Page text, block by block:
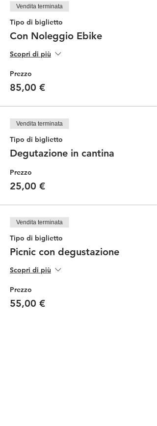
Vendita terminata
Tipo di biglietto
Con Noleggio Ebike
Scopri di più
Prezzo
85,00 €
Vendita terminata
Tipo di biglietto
Degutazione in cantina
Prezzo
25,00 €
Vendita terminata
Tipo di biglietto
Picnic con degustazione
Scopri di più
Prezzo
55,00 €